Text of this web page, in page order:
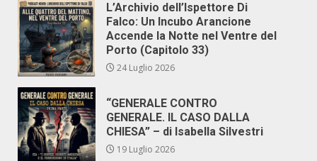
L’Archivio dell’Ispettore Di
Falco: Un Incubo Arancione
Accende la Notte nel Ventre del
Porto (Capitolo 33)
24 Luglio 2026
“GENERALE CONTRO
GENERALE. IL CASO DALLA
CHIESA” – di Isabella Silvestri
19 Luglio 2026